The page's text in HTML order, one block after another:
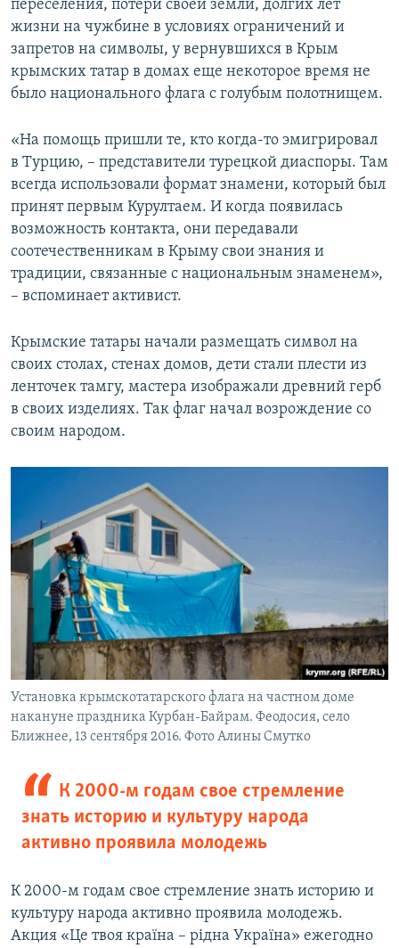
переселения, потери своей земли, долгих лет
жизни на чужбине в условиях ограничений и
запретов на символы, у вернувшихся в Крым
крымских татар в домах еще некоторое время не
было национального флага с голубым полотнищем.
«На помощь пришли те, кто когда-то эмигрировал
в Турцию, – представители турецкой диаспоры. Там
всегда использовали формат знамени, который был
принят первым Курултаем. И когда появилась
возможность контакта, они передавали
соотечественникам в Крыму свои знания и
традиции, связанные с национальным знаменем»,
– вспоминает активист.
Крымские татары начали размещать символ на
своих столах, стенах домов, дети стали плести из
ленточек тамгу, мастера изображали древний герб
в своих изделиях. Так флаг начал возрождение со
своим народом.
Установка крымскотатарского флага на частном доме
накануне праздника Курбан-Байрам. Феодосия, село
Ближнее, 13 сентября 2016. Фото Алины Смутко
К 2000-м годам свое стремление
знать историю и культуру народа
активно проявила молодежь
К 2000-м годам свое стремление знать историю и
культуру народа активно проявила молодежь.
Акция «Це твоя країна – рідна Україна» ежегодно